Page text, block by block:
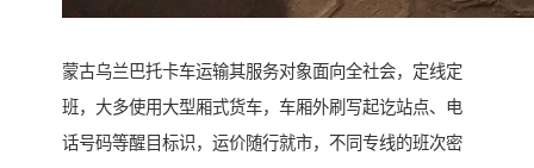
蒙古乌兰巴托卡车运输其服务对象面向全社会，定线定
班，大多使用大型厢式货车，车厢外刷写起讫站点、电
话号码等醒目标识，运价随行就市，不同专线的班次密